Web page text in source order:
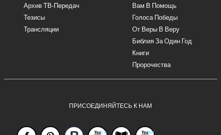
Архив ТВ-Передач
Тезисы
Трансляции
Вам В Помощь
Голоса Победы
От Веры В Веру
Библия За Один Год
Книги
Пророчества
ПРИСОЕДИНЯЙТЕСЬ К НАМ